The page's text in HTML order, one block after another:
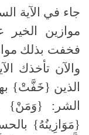
جاء في الآية
موازين
فخفت بذلك
والآن تأخذك
الذين {خَفَّتْ}
الشر: {وَمَنْ}
{مَوَازِينُهُ}